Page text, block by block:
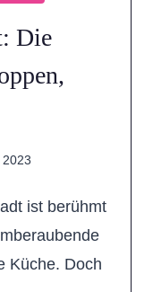
Die
2023
ist berühmt
Küche. Doch